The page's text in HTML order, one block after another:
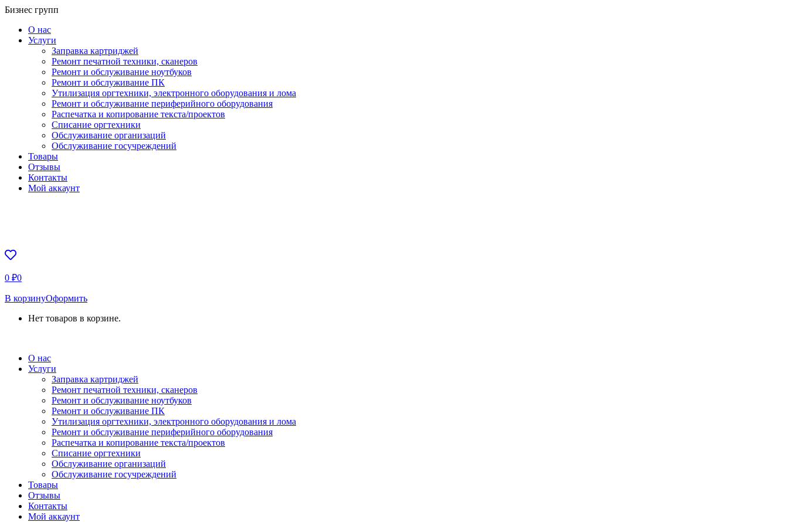
Перейти
содержанию
Бизнес групп
О нас
Услуги
Заправка картриджей
Ремонт печатной техники, сканеров
Ремонт и обслуживание ноутбуков
Ремонт и обслуживание ПК
Утилизация оргтехники, электронного оборудования и лома
Ремонт и обслуживание периферийного оборудования
Распечатка и копирование текста/проектов
Списание оргтехники
Обслуживание организаций
Обслуживание госучреждений
Товары
Отзывы
Контакты
Мой аккаунт
0 ₽0
В корзинуОформить
Нет товаров в корзине.
О нас
Услуги
Заправка картриджей
Ремонт печатной техники, сканеров
Ремонт и обслуживание ноутбуков
Ремонт и обслуживание ПК
Утилизация оргтехники, электронного оборудования и лома
Ремонт и обслуживание периферийного оборудования
Распечатка и копирование текста/проектов
Списание оргтехники
Обслуживание организаций
Обслуживание госучреждений
Товары
Отзывы
Контакты
Мой аккаунт